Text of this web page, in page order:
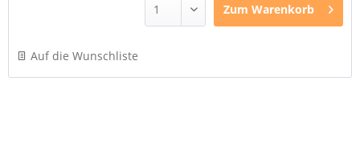
Zum Warenkorb
Auf die Wunschliste